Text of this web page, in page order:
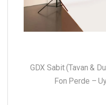
GDX Sabit (Tavan &
Fon Perde –